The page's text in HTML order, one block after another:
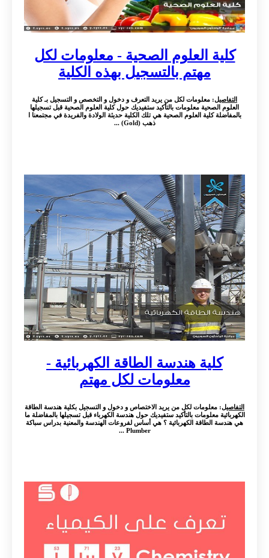
كلية العلوم الصحية - معلومات لكل
مهتم بالتسجيل بهذه الكلية
التفاصيل: معلومات لكل من يريد التعرف و دخول و التخصص و التسجيل بـ كلية
العلوم الصحية معلومات بالتأكيد ستفيديك حول كلية العلوم الصحية قبل تسجيلها
بالمفاضلة كلية العلوم الصحية هي تلك الكلية حديثة الولادة والفريدة في مجتمعنا ا
ذهب (Gold) ...
كلية هندسة الطاقة الكهربائية -
معلومات لكل مهتم
التفاصيل: معلومات لكل من يريد الاختصاص و دخول و التسجيل بكلية هندسة الطاقة
الكهربائية معلومات بالتأكيد ستفيديك حول هندسة الكهرباء قبل تسجيلها بالمفاضلة ما
هي هندسة الطاقة الكهربائية ؟ هي أساس لفروعات الهندسة والمعنية بدراس سباكة
Plumber ...